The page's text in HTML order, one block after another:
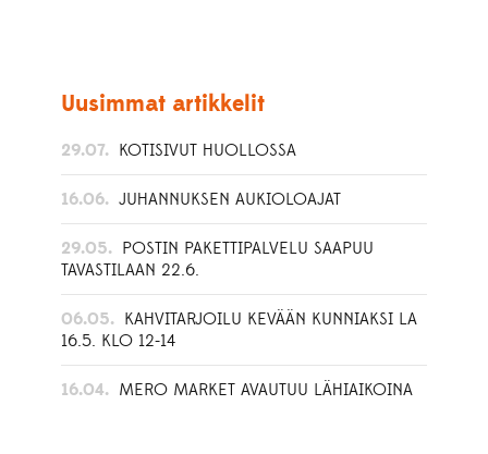
Uusimmat artikkelit
29.07. KOTISIVUT HUOLLOSSA
16.06. JUHANNUKSEN AUKIOLOAJAT
29.05. POSTIN PAKETTIPALVELU SAAPUU
TAVASTILAAN 22.6.
06.05. KAHVITARJOILU KEVÄÄN KUNNIAKSI LA
16.5. KLO 12-14
16.04. MERO MARKET AVAUTUU LÄHIAIKOINA